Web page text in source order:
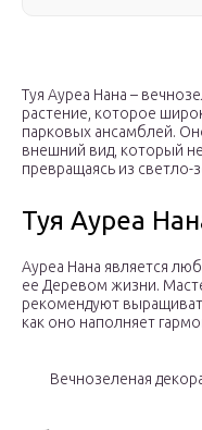
Туя Ауреа Нана –
растение, которое
парковых ансамблей.
внешний вид, который
превращаясь из светло-
Туя Ауреа
Ауреа Нана является
ее Деревом жизни.
рекомендуют
как оно наполняет
Вечнозеленая